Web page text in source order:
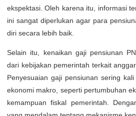
ekspektasi. Oleh karena itu, informasi
ini sangat diperlukan agar para
diri secara lebih baik.
Selain itu, kenaikan gaji pensiunan
dari kebijakan pemerintah terkait
Penyesuaian gaji pensiunan sering
ekonomi makro, seperti pertumbuhan
kemampuan fiskal pemerintah.